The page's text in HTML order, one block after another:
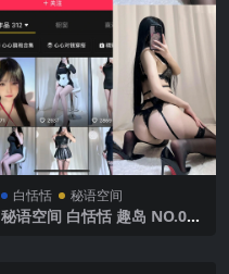
白恬恬 秘语空间
秘语空间 白恬恬 趣岛 NO.003